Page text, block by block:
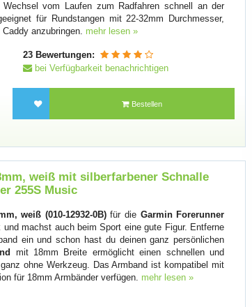
vom Laufen zum Radfahren schnell an der
für Rundstangen mit 22-32mm Durchmesser,
anzubringen. mehr lesen »
23 Bewertungen:
bei Verfügbarkeit benachrichtigen
Bestellen
weiß mit silberfarbener Schnalle
255S Music
weiß (010-12932-0B)für die Garmin Forerunner
machst auch beim Sport eine gute Figur. Entferne
ein und schon hast du deinen ganz persönlichen
mit 18mm Breite ermöglicht einen schnellen und
ohne Werkzeug. Das Armband ist kompatibel mit
für 18mm Armbänder verfügen. mehr lesen »